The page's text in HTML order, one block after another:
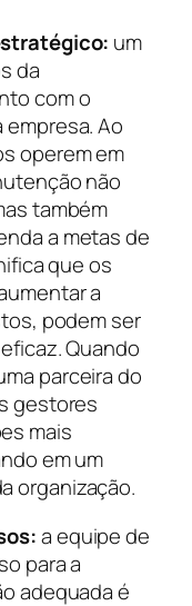
um
da
com o
Ao
operem em
não
também
a metas de
que os
a
podem ser
Quando
parceira do
gestores
mais
em um
organização.
a equipe de
para a
adequada é